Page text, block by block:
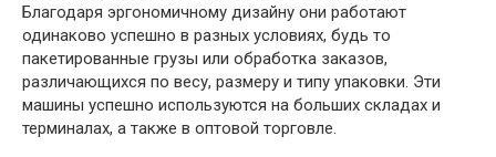
Благодаря эргономичному дизайну они работают
одинаково успешно в разных условиях, будь то
пакетированные грузы или обработка заказов,
различающихся по весу, размеру и типу упаковки. Эти
машины успешно используются на больших складах и
терминалах, а также в оптовой торговле.